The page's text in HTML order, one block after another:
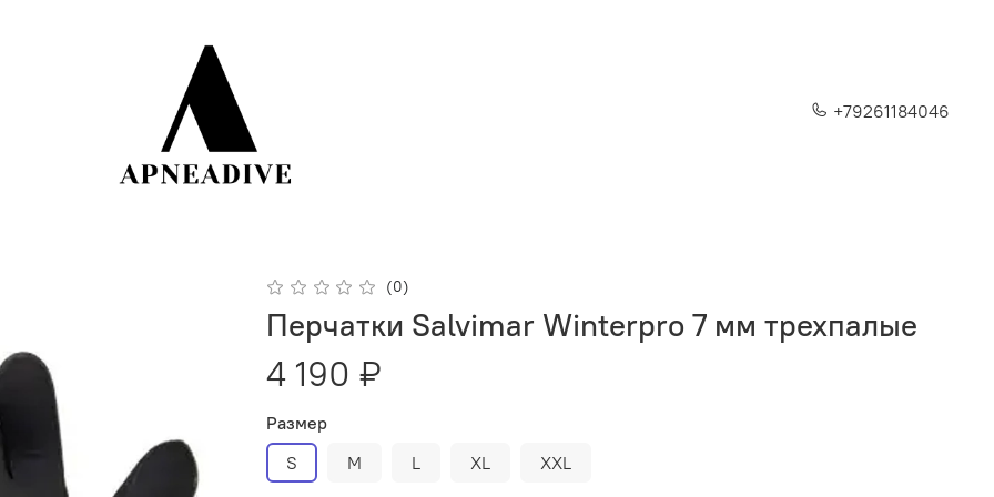
+79261184046
(0)
Перчатки Salvimar Winterpro 7 мм трехпалые
4 190 ₽
Размер
S
M L XL XXL